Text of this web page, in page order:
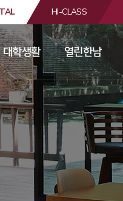
HI-CLASS
대학생활 열린한남